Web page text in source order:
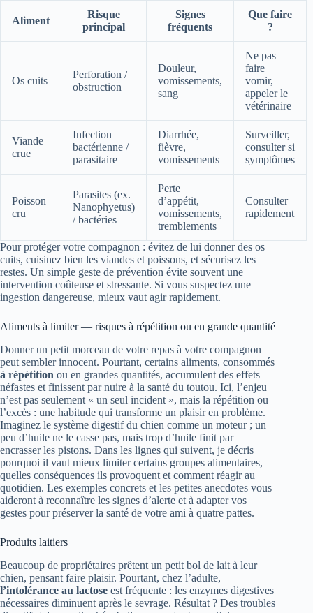
Aliment
Risque
principal
Signes
fréquents
Que faire
?
Os cuits
Perforation /
obstruction
Douleur,
vomissements,
sang
Ne pas
faire
vomir,
appeler le
vétérinaire
Viande
crue
Infection
bactérienne /
parasitaire
Diarrhée,
fièvre,
vomissements
Surveiller,
consulter si
symptômes
Poisson
cru
Parasites (ex.
Nanophyetus)
/ bactéries
Perte
d’appétit,
vomissements,
tremblements
Consulter
rapidement
Pour protéger votre compagnon : évitez de lui donner des os
cuits, cuisinez bien les viandes et poissons, et sécurisez les
restes. Un simple geste de prévention évite souvent une
intervention coûteuse et stressante. Si vous suspectez une
ingestion dangereuse, mieux vaut agir rapidement.
Aliments à limiter — risques à répétition ou en grande quantité
Donner un petit morceau de votre repas à votre compagnon
peut sembler innocent. Pourtant, certains aliments, consommés
à répétition ou en grandes quantités, accumulent des effets
néfastes et finissent par nuire à la santé du toutou. Ici, l’enjeu
n’est pas seulement « un seul incident », mais la répétition ou
l’excès : une habitude qui transforme un plaisir en problème.
Imaginez le système digestif du chien comme un moteur ; un
peu d’huile ne le casse pas, mais trop d’huile finit par
encrasser les pistons. Dans les lignes qui suivent, je décris
pourquoi il vaut mieux limiter certains groupes alimentaires,
quelles conséquences ils provoquent et comment réagir au
quotidien. Les exemples concrets et les petites anecdotes vous
aideront à reconnaître les signes d’alerte et à adapter vos
gestes pour préserver la santé de votre ami à quatre pattes.
Produits laitiers
Beaucoup de propriétaires prêtent un petit bol de lait à leur
chien, pensant faire plaisir. Pourtant, chez l’adulte,
l’intolérance au lactose est fréquente : les enzymes digestives
nécessaires diminuent après le sevrage. Résultat ? Des troubles